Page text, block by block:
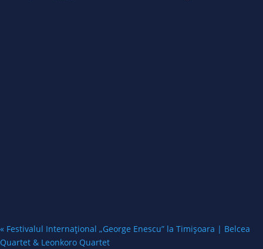
« Festivalul Internațional „George Enescu” la Timișoara | Belcea
Quartet & Leonkoro Quartet